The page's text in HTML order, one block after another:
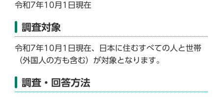
令和7年10月1日現在
調査対象
令和7年10月1日現在、日本に住むすべての人と世帯
（外国人の方も含む）が対象となります。
調査・回答方法